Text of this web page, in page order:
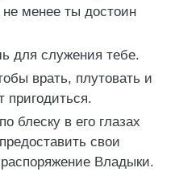
менее ты достоин
для служения тебе.
врать, плутовать и
пригодиться.
блеску в его глазах
свои
Владыки.